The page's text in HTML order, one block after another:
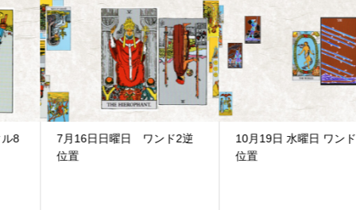
7月16日日曜日 ワンド2逆
10月19日 水曜日 ワンド8逆